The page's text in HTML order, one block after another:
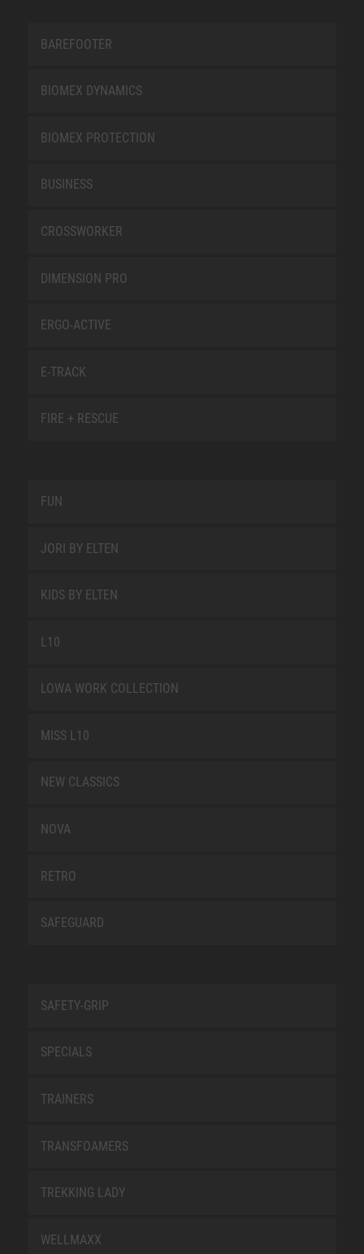
BAREFOOTER
BIOMEX DYNAMICS
BIOMEX PROTECTION
BUSINESS
CROSSWORKER
DIMENSION PRO
ERGO-ACTIVE
E-TRACK
FIRE + RESCUE
FUN
JORI BY ELTEN
KIDS BY ELTEN
L10
LOWA WORK COLLECTION
MISS L10
NEW CLASSICS
NOVA
RETRO
SAFEGUARD
SAFETY-GRIP
SPECIALS
TRAINERS
TRANSFOAMERS
TREKKING LADY
WELLMAXX